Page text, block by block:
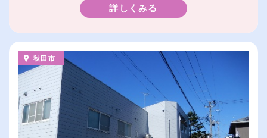
詳しくみる
秋田市